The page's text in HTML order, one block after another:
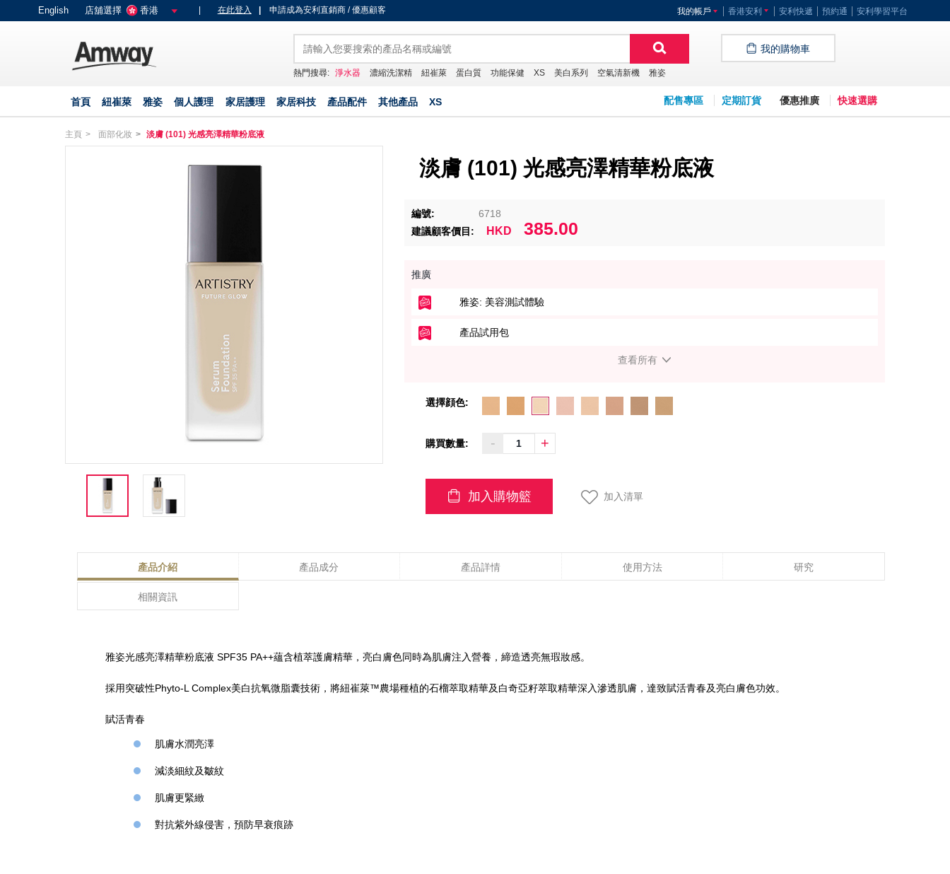
text.skipToContent
text.skipToNavigation
English 店舖選擇 香港 在此登入 申請成為安利直銷商 / 優惠顧客 香港安利 安利快遞 預約通 安利學習平台
我的帳戶
熱門搜尋: 淨水器 濃縮洗潔精 紐崔萊 蛋白質 功能保健 XS 美白系列 空氣清新機 雅姿
我的購物車
首頁 紐崔萊 雅姿 個人護理 家居護理 家居科技 產品配件 其他產品 XS 配售專區 定期訂貨 優惠推廣 快速選購
主頁 面部化妝 淡膚 (101) 光感亮澤精華粉底液
淡膚 (101) 光感亮澤精華粉底液
編號:
6718
建議顧客價目:
HKD 385.00
推廣
雅姿: 美容測試體驗
產品試用包
查看所有
選擇顔色:
購買數量: - +
加入購物籃 加入清單
產品介紹 產品成分 產品詳情 使用方法 研究
相關資訊
雅姿光感亮澤精華粉底液 SPF35 PA++蘊含植萃護膚精華，亮白膚色同時為肌膚注入營養，締造透亮無瑕妝感。
採用突破性Phyto-L Complex美白抗氧微脂囊技術，將紐崔萊™農場種植的石榴萃取精華及白奇亞籽萃取精華深入滲透肌膚，達致賦活青春及亮白膚色功效。
賦活青春
肌膚水潤亮澤
減淡細紋及皺紋
肌膚更緊緻
對抗紫外線侵害，預防早衰痕跡